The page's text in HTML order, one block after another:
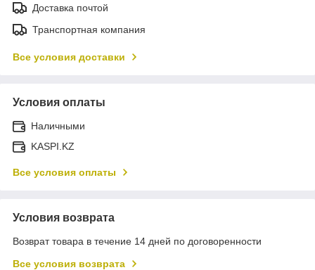
Доставка почтой
Транспортная компания
Все условия доставки
Условия оплаты
Наличными
KASPI.KZ
Все условия оплаты
Условия возврата
Возврат товара в течение 14 дней по договоренности
Все условия возврата